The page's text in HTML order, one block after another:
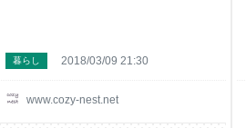
www.cozy-nest.net
暮らし 2018/03/09 21:30